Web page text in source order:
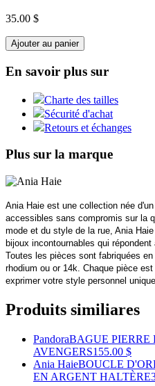
35.00 $
Ajouter au panier
En savoir plus sur
Charte des tailles
Sécurité d'achat
Retours et échanges
Plus sur la marque
Ania Haie est une collection née
accessibles sans compromis sur la
mode et du style de la rue, Ania
bijoux incontournables qui
Toutes les pièces sont fabriquées
rhodium ou or 14k. Chaque pièce
exprimer votre style personnel
Produits similiares
PandoraBAGUE
AVENGERS155.00 $
Ania HaieBOUCLE
EN ARGENT HALTÈRE